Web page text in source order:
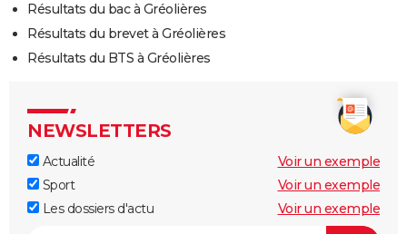
Résultats du bac à Gréolières
Résultats du brevet à Gréolières
Résultats du BTS à Gréolières
NEWSLETTERS
Actualité
Voir un exemple
Sport
Voir un exemple
Les dossiers d'actu
Voir un exemple